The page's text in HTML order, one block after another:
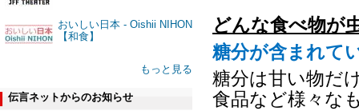
おいしい日本 - Oishii NIHON
【和食】
もっと見る
伝言ネットからのお知らせ
どんな食べ物が
糖分が含まれて
糖分は甘い物だ
食品など様々な